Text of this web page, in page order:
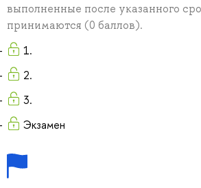
выполненные после указанного
принимаются (0 баллов).
1.
2.
3.
Экзамен